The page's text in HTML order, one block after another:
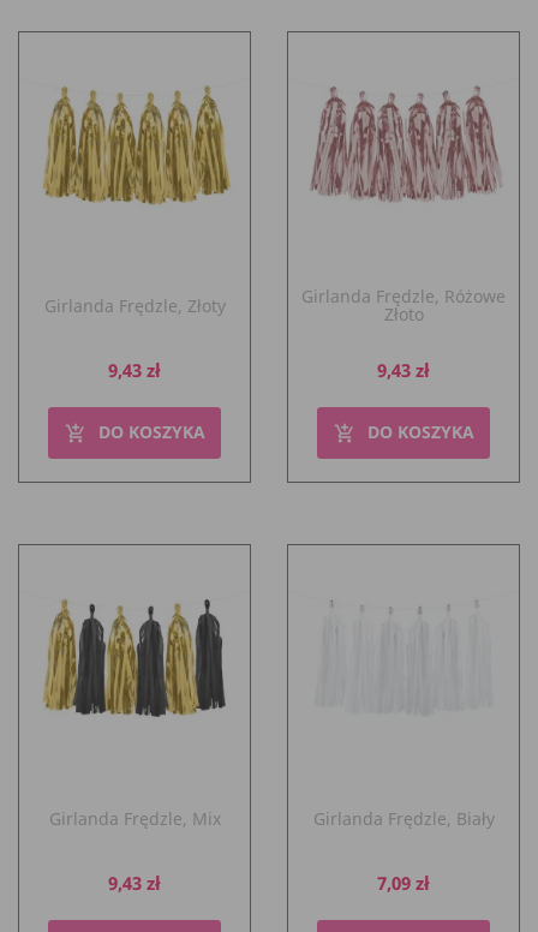
Girlanda Frędzle, Złoty
Cena
9,43 zł
add_shopping_cart DO KOSZYKA
Girlanda Frędzle, Różowe
Złoto
Cena
9,43 zł
add_shopping_cart DO KOSZYKA
Girlanda Frędzle, Mix
Cena
9,43 zł
Girlanda Frędzle, Biały
Cena
7,09 zł